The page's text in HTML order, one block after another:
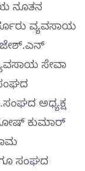
ನೂತನ
ವ್ಯವಸಾಯ
ಸೇವಾ
ಅಧ್ಯಕ್ಷ
ಕುಮಾರ್
ಸಂಘದ